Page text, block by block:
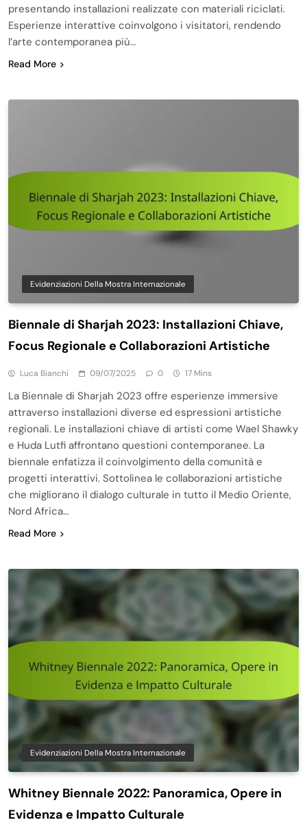
presentando installazioni realizzate con materiali riciclati.
Esperienze interattive coinvolgono i visitatori, rendendo
l’arte contemporanea più…
Read More
Evidenziazioni Della Mostra Internazionale
Biennale di Sharjah 2023: Installazioni Chiave,
Focus Regionale e Collaborazioni Artistiche
Luca Bianchi 09/07/2025 0 17 Mins
La Biennale di Sharjah 2023 offre esperienze immersive
attraverso installazioni diverse ed espressioni artistiche
regionali. Le installazioni chiave di artisti come Wael Shawky
e Huda Lutfi affrontano questioni contemporanee. La
biennale enfatizza il coinvolgimento della comunità e
progetti interattivi. Sottolinea le collaborazioni artistiche
che migliorano il dialogo culturale in tutto il Medio Oriente,
Nord Africa…
Read More
Evidenziazioni Della Mostra Internazionale
Whitney Biennale 2022: Panoramica, Opere in
Evidenza e Impatto Culturale